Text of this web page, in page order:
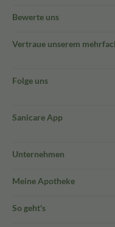
Bewerte uns
Vertraue unserem
Folge uns
Sanicare App
Unternehmen
Meine Apotheke
So geht's